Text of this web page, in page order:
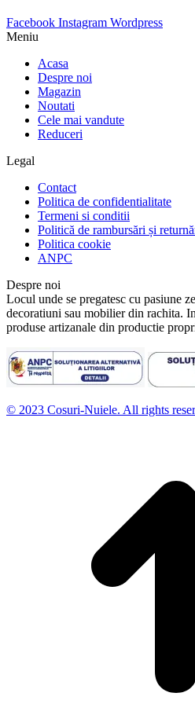
Facebook Instagram Wordpress
Meniu
Acasa
Despre noi
Magazin
Noutati
Cele mai vandute
Reduceri
Legal
Contact
Politica de confidentialitate
Termeni si conditii
Politică de rambursări și
Politica cookie
ANPC
Despre noi
Locul unde se pregatesc cu pasiune
decoratiuni sau mobilier din rachita.
produse artizanale din productie
© 2023 Cosuri-Nuiele. All rights